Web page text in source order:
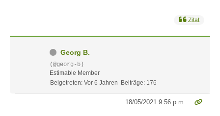
Zitat
Georg B.
(@georg-b)
Estimable Member
Beigetreten: Vor 6 Jahren Beiträge: 176
18/05/2021 9:56 p.m.